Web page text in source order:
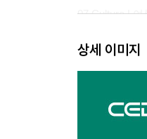
07 Culture |
09
단어 Review
UNIT 04
10 Plants | 나
상세 이미지